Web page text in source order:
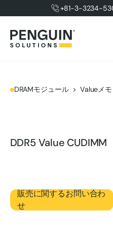
+81-3-3234-
DRAMモジュール Valueメモ
DDR5 Value CUDIMM
販売に関するお問い合わ
せ